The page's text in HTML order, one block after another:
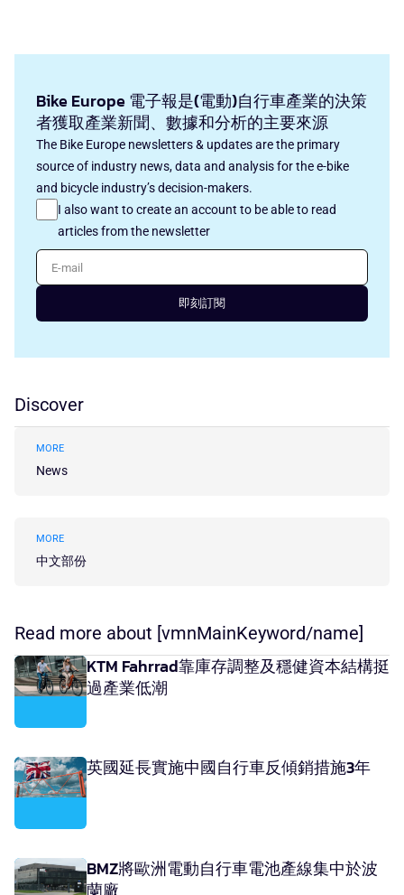
Bike Europe 電子報是(電動)自行車產業的決策
者獲取產業新聞、數據和分析的主要來源
The Bike Europe newsletters & updates are the primary
source of industry news, data and analysis for the e-bike
and bicycle industry’s decision-makers.
I also want to create an account to be able to read
articles from the newsletter
E-mail
即刻訂閱
Discover
MORE
News
MORE
中文部份
Read more about [vmnMainKeyword/name]
KTM Fahrrad靠庫存調整及穩健資本結構挺
過產業低潮
英國延長實施中國自行車反傾銷措施3年
BMZ將歐洲電動自行車電池產線集中於波
蘭廠